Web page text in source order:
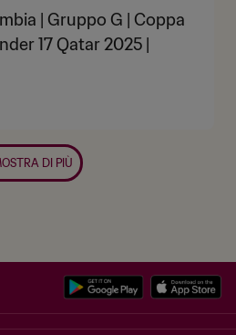
| Gruppo G | Coppa
17 Qatar 2025 |
DI PIÙ